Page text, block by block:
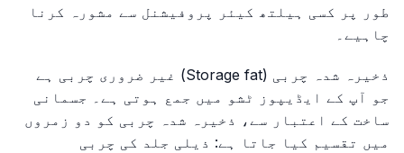
طور پر کسی ہیلتھ کیئر پروفیشنل سے مشورہ کرنا
چاہیے۔
ذخیرہ شدہ چربی (Storage fat) غیر ضروری چربی ہے
جو آپ کے ایڈیپوز ٹشو میں جمع ہوتی ہے۔ جسمانی
ساخت کے اعتبار سے، ذخیرہ شدہ چربی کو دو زمروں
میں تقسیم کیا جاتا ہے: ذیلی جلد کی چربی